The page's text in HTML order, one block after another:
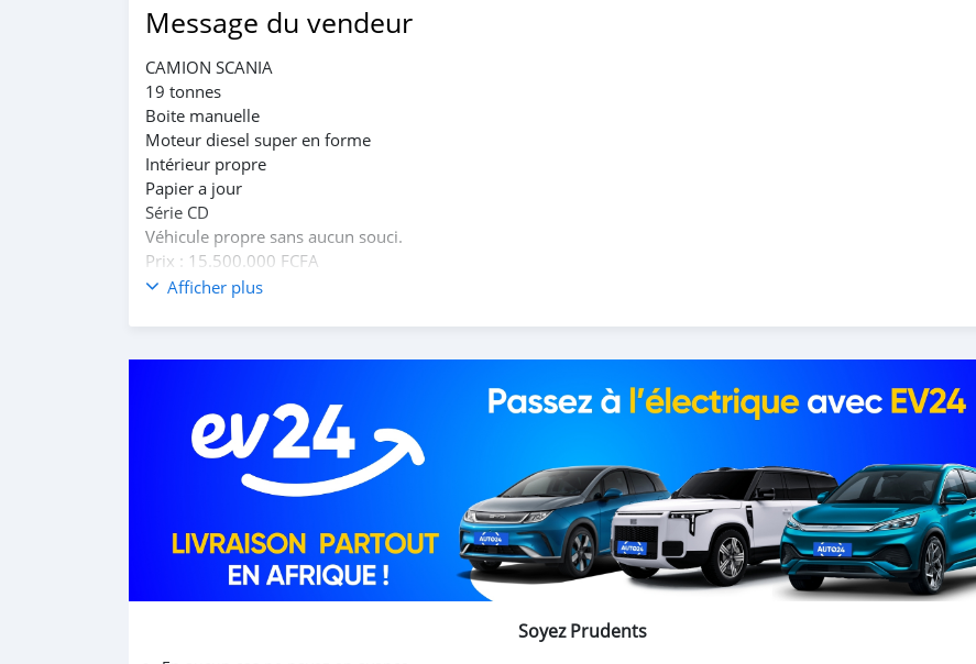
Message du vendeur
CAMION SCANIA
19 tonnes
Boite manuelle
Moteur diesel super en forme
Intérieur propre
Papier a jour
Série CD
Véhicule propre sans aucun souci.
Prix : 15.500.000 FCFA
Cotonou pour visite
Afficher plus
Soyez Prudents